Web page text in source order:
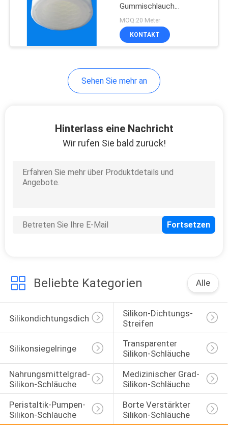
Silikonschaumrohr
Silikon-Schläuche
Silikonkautschukblatt
SILIKONKAUTSCHUK-
STOPPER
5
Gummischlauch
verstärktes Silikon das
giftige Rohr nicht
MOQ:20 Meter
KONTAKT
Sehen Sie mehr an
Hinterlass eine Nachricht
Wir rufen Sie bald zurück!
Beliebte Kategorien Alle
Silikondichtungsdichtung
Silikon-Dichtungs-
Streifen
Silikonsiegelringe
Transparenter
Silikon-Schläuche
Nahrungsmittelgrad-
Silikon-Schläuche
Medizinischer Grad-
Silikon-Schläuche
Peristaltik-Pumpen-
Silikon-Schläuche
Borte Verstärkter
Silikon-Schläuche